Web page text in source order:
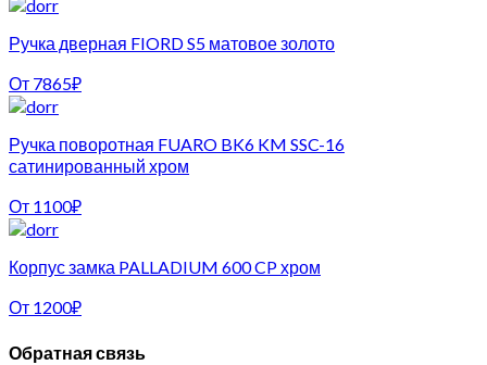
Ручка дверная FIORD S5 матовое золото
От 7865₽
Ручка поворотная FUARO BK6 KM SSC-16
сатинированный хром
От 1100₽
Корпус замка PALLADIUM 600 CP хром
От 1200₽
Обратная связь